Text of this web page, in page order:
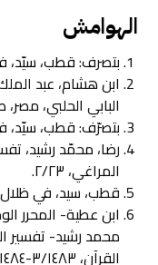
الهوامش
بتصرف: قطب، سيّد، في
ابن هشام، عبد
البابي الحلبي، مصر، ط٢، ١٩٥٥، ١/
بتصرّف: قطب، سيّد، في
المراغي، ٢/٢٣.
قطب، سيد، في ظلال
القرآن، ٣/١٤٨٣-١٤٨٤، ابن عاشور- التحرير والتنوير، ٩/٢٧٦.